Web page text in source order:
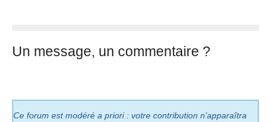
Un message, un commentaire ?
Ce forum est modéré a priori : votre contribution n’apparaîtra